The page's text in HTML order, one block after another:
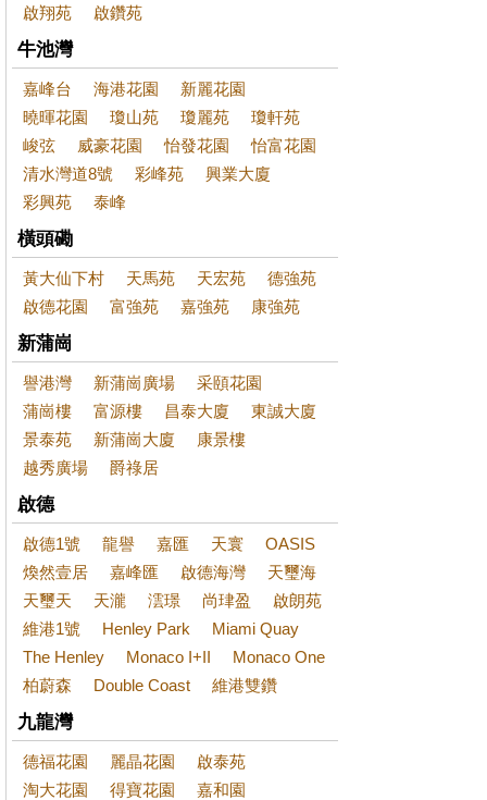
啟翔苑
啟鑽苑
牛池灣
嘉峰台 海港花園
新麗花園
曉暉花園
瓊山苑 瓊麗苑
瓊軒苑
峻弦
威豪花園 怡發花園
怡富花園
清水灣道8號
彩峰苑
興業大廈
彩興苑
泰峰
橫頭磡
黃大仙下村 天馬苑 天宏苑
德強苑
啟德花園
富強苑 嘉強苑 康強苑
新蒲崗
譽港灣 新蒲崗廣場
采頤花園
蒲崗樓
富源樓 昌泰大廈
東誠大廈
景泰苑
新蒲崗大廈
康景樓
越秀廣場
爵祿居
啟德
啟德1號 龍譽 嘉匯 天寰
OASIS
煥然壹居
嘉峰匯 啟德海灣
天璽海
天璽天
天瀧 澐璟 尚珒盈
啟朗苑
維港1號
Henley Park
Miami Quay
The Henley
Monaco I+II
Monaco One
柏蔚森
Double Coast 維港雙鑽
九龍灣
德福花園 麗晶花園
啟泰苑
淘大花園
得寶花園 嘉和園